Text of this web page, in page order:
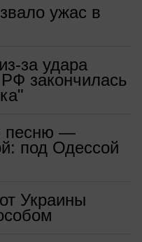
ужас в
за удара
закончилась
песню —
под Одессой
Украины